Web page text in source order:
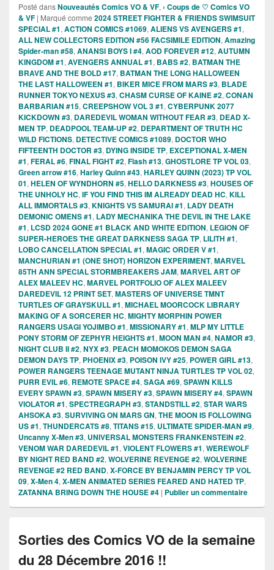
Posté dansNouveautés Comics VO & VF, › Coups de ♡ Comics VO
& VF | Marqué comme 2024 STREET FIGHTER & FRIENDS SWIMSUIT
SPECIAL #1, ACTION COMICS #1069, ALIENS VS AVENGERS #1,
ALL NEW COLLECTORS EDITION #56 FACSIMILE EDITION, Amazing
Spider-man #58, ANANSI BOYS I #4, AOD FOREVER #12, AUTUMN
KINGDOM #1, AVENGERS ANNUAL #1, BABS #2, BATMAN THE
BRAVE AND THE BOLD #17, BATMAN THE LONG HALLOWEEN
THE LAST HALLOWEEN #1, BIKER MICE FROM MARS #3, BLADE
RUNNER TOKYO NEXUS #3, CHASM CURSE OF KAINE #2, CONAN
BARBARIAN #15, CREEPSHOW VOL 3 #1, CYBERPUNK 2077
KICKDOWN #3, DAREDEVIL WOMAN WITHOUT FEAR #3, DEAD X-
MEN TP, DEADPOOL TEAM-UP #2, DEPARTMENT OF TRUTH HC
WILD FICTIONS, DETECTIVE COMICS #1089, DOCTOR WHO
FIFTEENTH DOCTOR #3, DYING INSIDE TP, EXCEPTIONAL X-MEN
#1, FERAL #6, FINAL FIGHT #2, Flash #13, GHOSTLORE TP VOL 03,
Green arrow #16, Harley Quinn #43, HARLEY QUINN (2023) TP VOL
01, HELEN OF WYNDHORN #5, HELLO DARKNESS #3, HOUSES OF
THE UNHOLY HC, IF YOU FIND THIS IM ALREADY DEAD HC, KILL
ALL IMMORTALS #3, KNIGHTS VS SAMURAI #1, LADY DEATH
DEMONIC OMENS #1, LADY MECHANIKA THE DEVIL IN THE LAKE
#1, LCSD 2024 GONE #1 BLACK AND WHITE EDITION, LEGION OF
SUPER-HEROES THE GREAT DARKNESS SAGA TP, LILITH #1,
LOBO CANCELLATION SPECIAL #1, MAGIC ORDER V #1,
MANCHURIAN #1 (ONE SHOT) HORIZON EXPERIMENT, MARVEL
85TH ANN SPECIAL STORMBREAKERS JAM, MARVEL ART OF
ALEX MALEEV HC, MARVEL PORTFOLIO OF ALEX MALEEV
DAREDEVIL 12 PRINT SET, MASTERS OF UNIVERSE TMNT
TURTLES OF GRAYSKULL #1, MICHAEL MOORCOCK LIBRARY
MAKING OF A SORCERER HC, MIGHTY MORPHIN POWER
RANGERS USAGI YOJIMBO #1, MISSIONARY #1, MLP MY LITTLE
PONY STORM OF ZEPHYR HEIGHTS #1, MOON MAN #4, NAMOR #3,
NIGHT CLUB II #2, NYX #3, PEACH MOMOKOS DEMON SAGA
DEMON DAYS TP, PHOENIX #3, POISON IVY #25, POWER GIRL #13,
POWER RANGERS TEENAGE MUTANT NINJA TURTLES TP VOL 02,
PURR EVIL #6, REMOTE SPACE #4, SAGA #69, SPAWN KILLS
EVERY SPAWN #3, SPAWN MISERY #3, SPAWN MISERY #4, SPAWN
VIOLATOR #1, SPECTREGRAPH #3, STANDSTILL #2, STAR WARS
AHSOKA #3, SURVIVING ON MARS GN, THE MOON IS FOLLOWING
US #1, THUNDERCATS #8, TITANS #15, ULTIMATE SPIDER-MAN #9,
Uncanny X-Men #3, UNIVERSAL MONSTERS FRANKENSTEIN #2,
VENOM WAR DAREDEVIL #1, VIOLENT FLOWERS #1, WEREWOLF
BY NIGHT RED BAND #2, WOLVERINE REVENGE #2, WOLVERINE
REVENGE #2 RED BAND, X-FORCE BY BENJAMIN PERCY TP VOL
09, X-Men 4, X-MEN ANIMATED SERIES FEARED AND HATED TP,
ZATANNA BRING DOWN THE HOUSE #4 | Publier un commentaire
Sorties des Comics VO de la semaine
du 28 Décembre 2016 !!